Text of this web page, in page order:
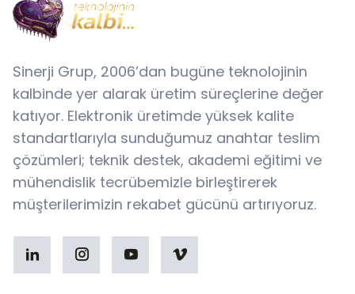
Sinerji Grup, 2006’dan bugüne teknolojinin
kalbinde yer alarak üretim süreçlerine değer
katıyor. Elektronik üretimde yüksek kalite
standartlarıyla sunduğumuz anahtar teslim
çözümleri; teknik destek, akademi eğitimi ve
mühendislik tecrübemizle birleştirerek
müşterilerimizin rekabet gücünü artırıyoruz.